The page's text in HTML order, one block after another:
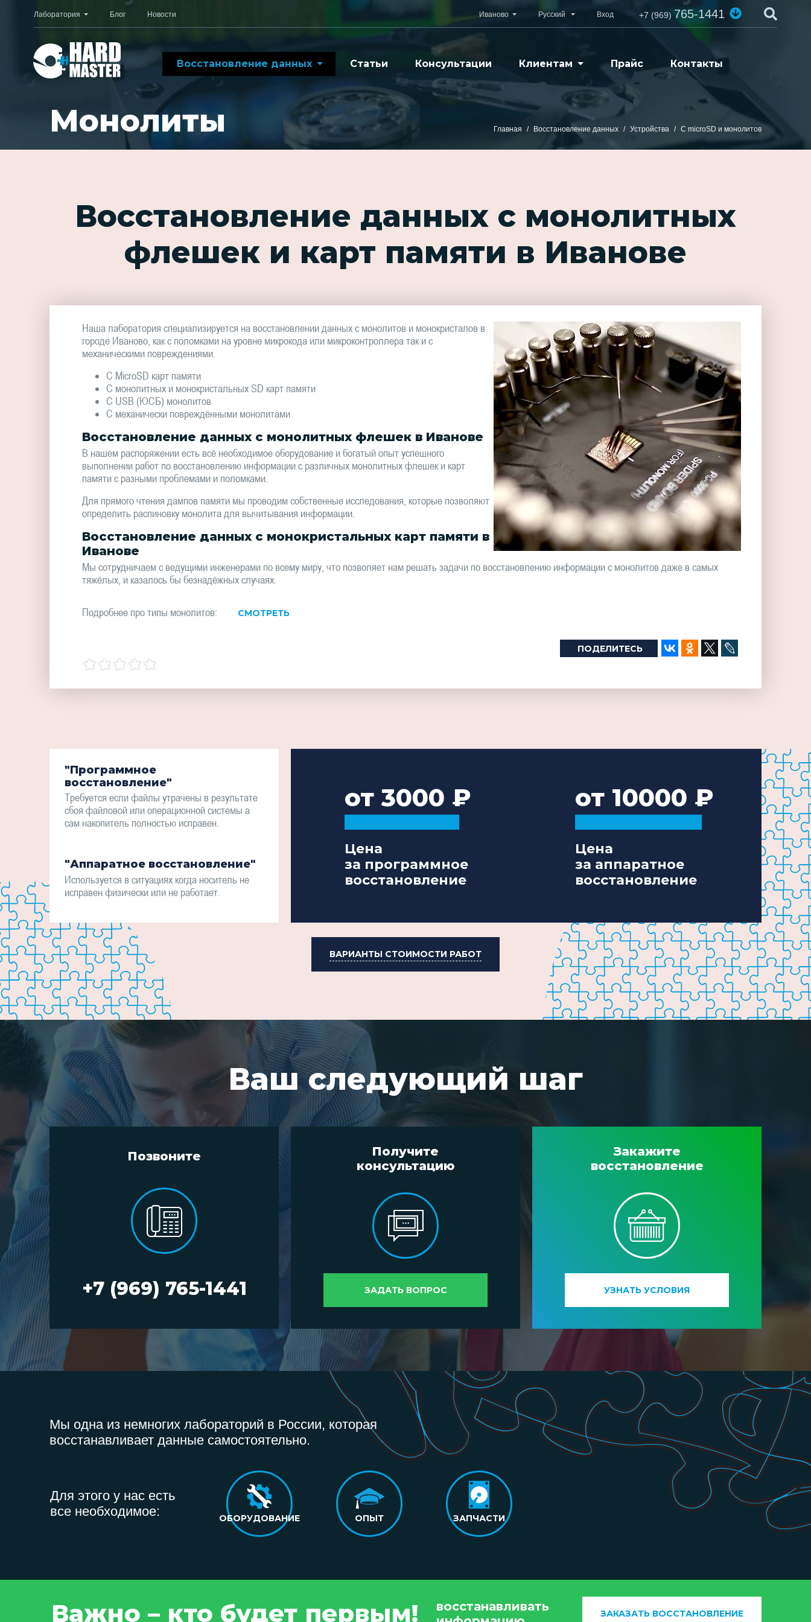
Восстановление данных Статьи Консультации Клиентам Прайс Контакты
Лаборатория Блог Новости Иваново Русский Вход +7 (969)765-1441
Монолиты Главная Восстановление данных Устройства С microSD и монолитов
Восстановление данных с монолитных
флешек и карт памяти в Иванове
Наша лаборатория специализируется на восстановлении данных с монолитов и монокристалов в
городе Иваново, как с поломками на уровне микрокода или микроконтроллера так и с
механическими повреждениями.
С MicroSD карт памяти
С монолитных и монокристальных SD карт памяти
С USB (ЮСБ) монолитов
С механически повреждёнными монолитами
Восстановление данных с монолитных флешек в Иванове
В нашем распоряжении есть всё необходимое оборудование и богатый опыт успешного
выполнении работ по восстановлению информации с различных монолитных флешек и карт
памяти с разными проблемами и поломками.
Для прямого чтения дампов памяти мы проводим собственные исследования, которые позволяют
определить распиновку монолита для вычитывания информации.
Восстановление данных с монокристальных карт памяти в
Иванове
Мы сотрудничаем с ведущими инженерами по всему миру, что позволяет нам решать задачи по восстановлению информации с монолитов даже в самых
тяжёлых, и казалось бы безнадёжных случаях.
Подробнее про типы монолитов: СМОТРЕТЬ
ПОДЕЛИТЕСЬ
"Программное
восстановление"
Требуется если файлы утрачены в результате
сбоя файловой или операционной системы а
сам накопитель полностью исправен.
"Аппаратное восстановление"
Используется в ситуациях когда носитель не
исправен физически или не работает.
от 3000
Цена
за программное
восстановление
от 10000
Цена
за аппаратное
восстановление
ВАРИАНТЫ СТОИМОСТИ РАБОТ
Ваш следующий шаг
Позвоните
+7 (969) 765-1441
Получите
консультацию
ЗАДАТЬ ВОПРОС
Закажите
восстановление
УЗНАТЬ УСЛОВИЯ
Мы одна из немногих лабораторий в России, которая
восстанавливает данные самостоятельно.
Для этого у нас есть
все необходимое:
ОБОРУДОВАНИЕ ОПЫТ ЗАПЧАСТИ
Важно – кто будет первым!
восстанавливать
ЗАКАЗАТЬ ВОССТАНОВЛЕНИЕ